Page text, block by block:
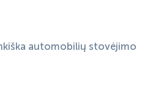
automobilių stovėjimo